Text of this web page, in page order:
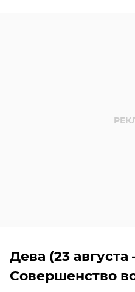
Дева (23
Совершенство